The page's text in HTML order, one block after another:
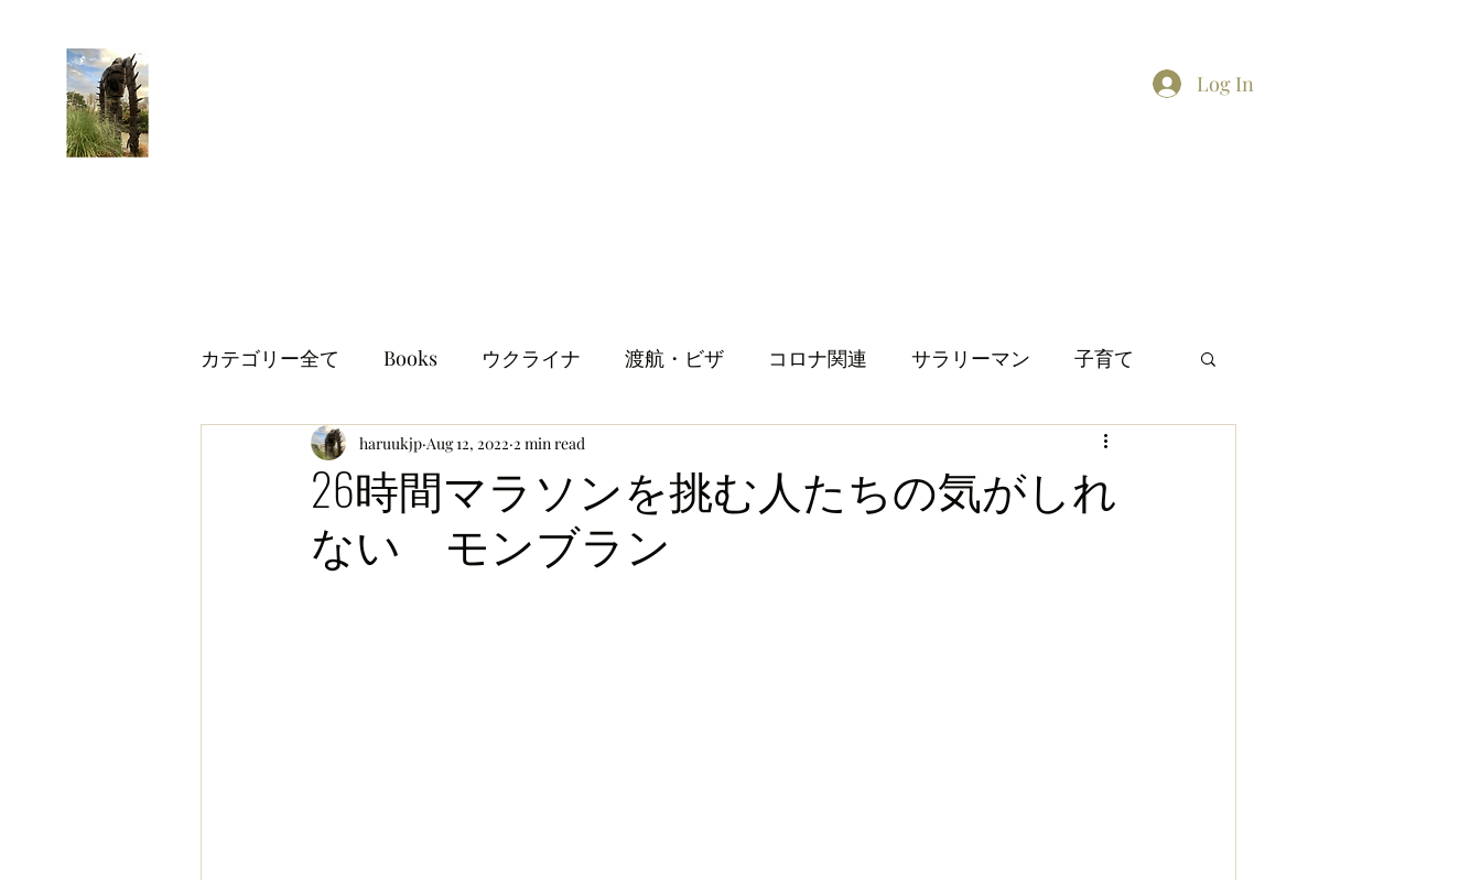
About Contact
Log In
カテゴリー全て Books ウクライナ 渡航・ビザ コロナ関連 サラリーマン 子育て
世界情勢 イギリス生活 健康 日本文化
スポーツ ヨーロッパ ビジネス
26時間マラソンを挑む人たちの気がしれ
ない モンブラン
haruukjp Aug 12, 2022 2 min read